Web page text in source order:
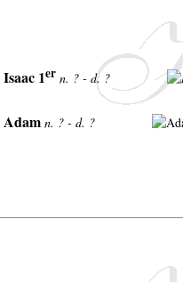
Isaac 1er n. ? - d. ?
Adam n. ? - d. ?